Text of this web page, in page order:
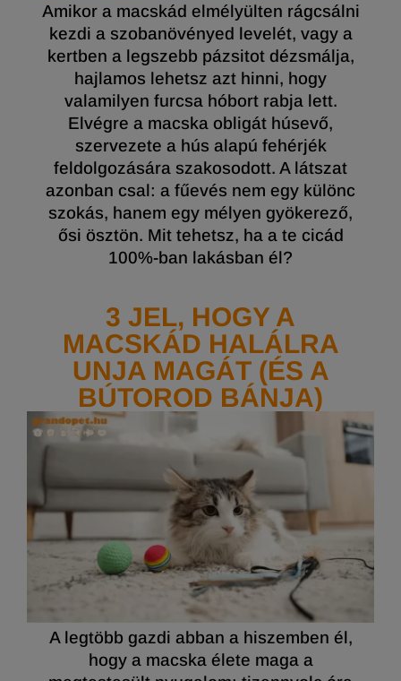
Amikor a macskád elmélyülten rágcsálni
kezdi a szobanövényed levelét, vagy a
kertben a legszebb pázsitot dézsmálja,
hajlamos lehetsz azt hinni, hogy
valamilyen furcsa hóbort rabja lett.
Elvégre a macska obligát húsevő,
szervezete a hús alapú fehérjék
feldolgozására szakosodott. A látszat
azonban csal: a fűevés nem egy különc
szokás, hanem egy mélyen gyökerező,
ősi ösztön. Mit tehetsz, ha a te cicád
100%-ban lakásban él?
3 JEL, HOGY A
MACSKÁD HALÁLRA
UNJA MAGÁT (ÉS A
BÚTOROD BÁNJA)
A legtöbb gazdi abban a hiszemben él,
hogy a macska élete maga a